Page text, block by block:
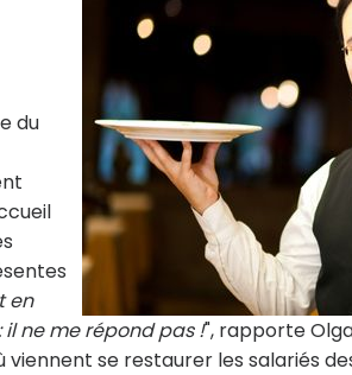
du
en
ne me répond pas !", rapporte
se restaurer les salariés